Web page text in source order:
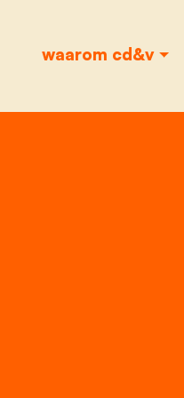
waarom cd&v